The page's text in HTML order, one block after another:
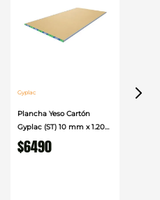
Gyplac
Plancha Yeso Cartón
Gyplac (ST) 10 mm x 1.20
cm x 2.40cm
$6490